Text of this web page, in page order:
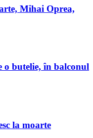
Mihai Oprea,
o butelie, în balconul
la moarte